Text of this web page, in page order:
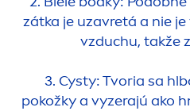
zátka je uzavretá a nie
vzduchu, takže
3. Cysty: Tvoria sa
pokožky a vyzerajú ako